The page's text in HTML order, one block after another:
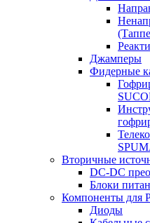
Джамперы
Фидерные
Вторичные
DC-DC
Блоки
Компоненты для
Диоды